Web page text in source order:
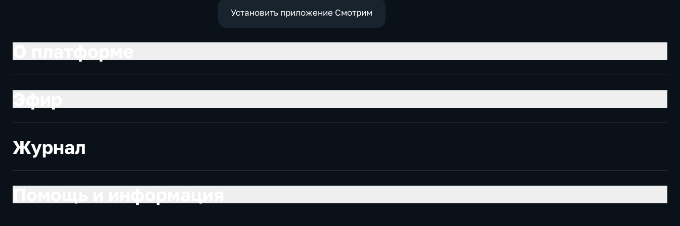
Установить приложение Смотрим
Журнал